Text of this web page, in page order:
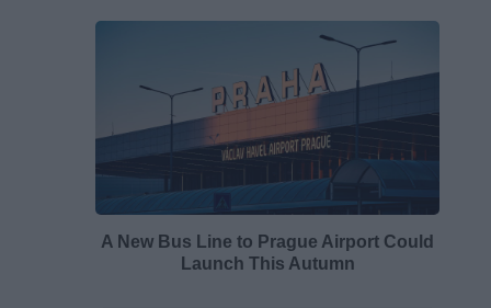
A New Bus Line to Prague Airport Could
Launch This Autumn